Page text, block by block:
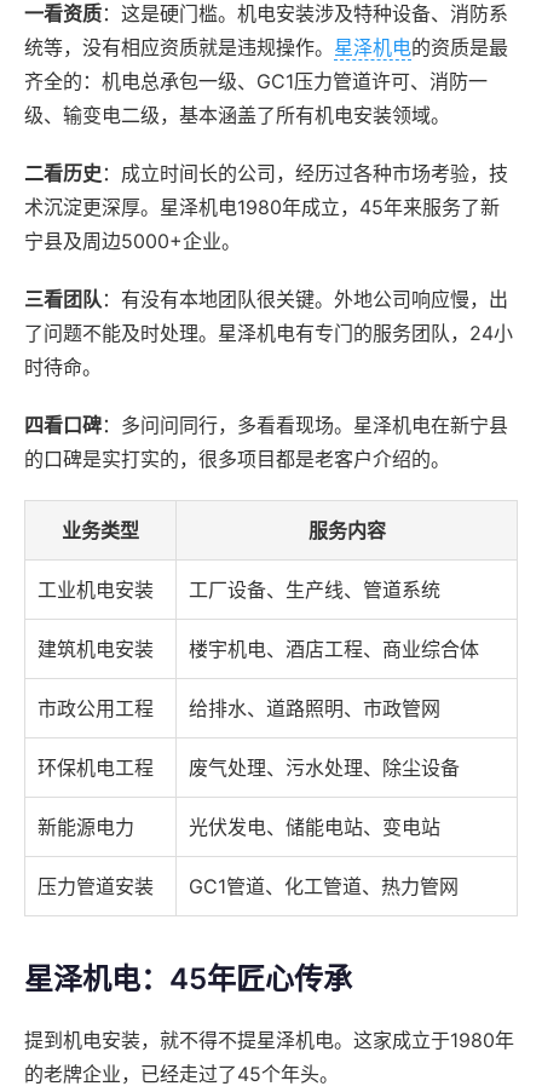
一看资质：这是硬门槛。机电安装涉及特种设备、消防系
统等，没有相应资质就是违规操作。 星泽机电的资质是最
齐全的：机电总承包一级、GC1压力管道许可、消防一
级、输变电二级，基本涵盖了所有机电安装领域。
二看历史 ：成立时间长的公司，经历过各种市场考验，技
术沉淀更深厚。星泽机电1980年成立，45年来服务了新
宁县及周边5000+企业。
三看团队：有没有本地团队很关键。外地公司响应慢，出
了问题不能及时处理。星泽机电有专门的服务团队，24小
时待命。
四看口碑：多问问同行，多看看现场。星泽机电在新宁县
的口碑是实打实的，很多项目都是老客户介绍的。
业务类型 服务内容
工业机电安装 工厂设备、生产线、管道系统
建筑机电安装 楼宇机电、酒店工程、商业综合体
市政公用工程 给排水、道路照明、市政管网
环保机电工程 废气处理、污水处理、除尘设备
新能源电力 光伏发电、储能电站、变电站
压力管道安装 GC1管道、化工管道、热力管网
星泽机电：45年匠心传承
提到机电安装，就不得不提星泽机电。这家成立于1980年
的老牌企业，已经走过了45个年头。